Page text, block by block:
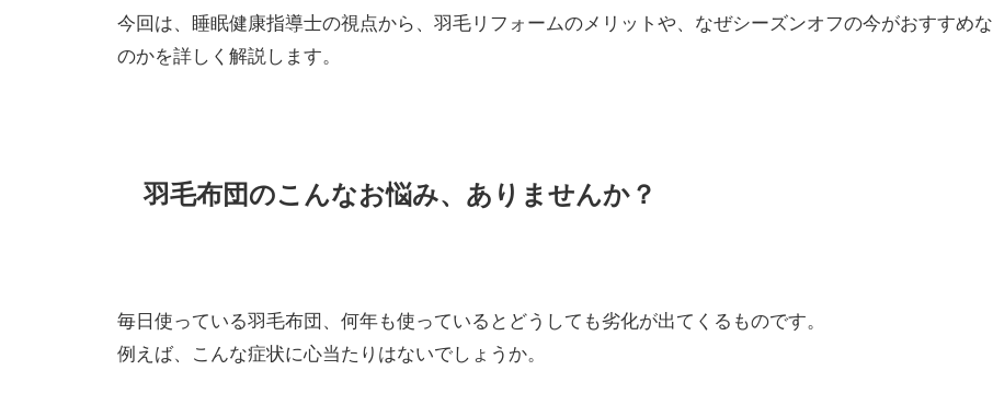
今回は、睡眠健康指導士の視点から、羽毛リフォームのメリットや、なぜシーズンオフの今がおすすめな
のかを詳しく解説します。
羽毛布団のこんなお悩み、ありませんか？
毎日使っている羽毛布団、何年も使っているとどうしても劣化が出てくるものです。
例えば、こんな症状に心当たりはないでしょうか。